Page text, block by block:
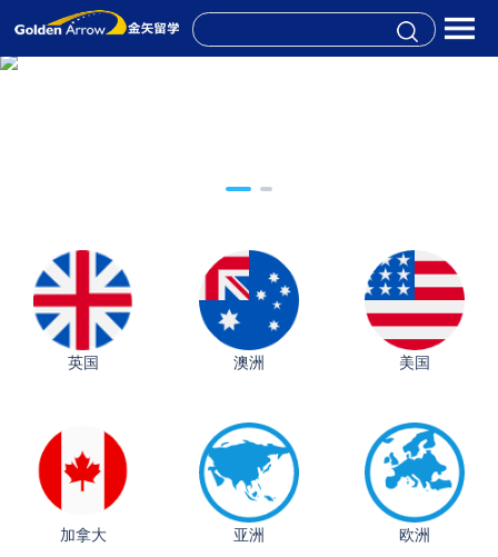
英国 澳洲 美国
加拿大 亚洲 欧洲
从上海财大2+2到谢菲尔德：低均分逆袭QS百强金